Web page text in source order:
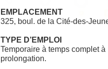
EMPLACEMENT
325, boul. de la Cité-des-
TYPE D’EMPLOI
Temporaire à temps complet
prolongation.